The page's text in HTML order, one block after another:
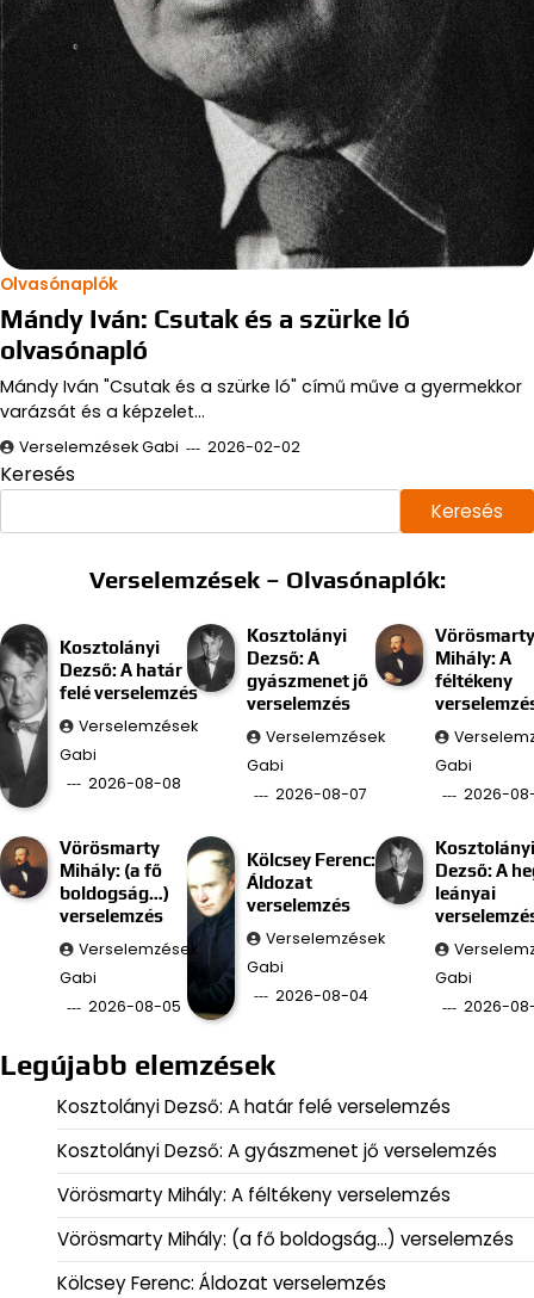
Olvasónaplók
Mándy Iván: Csutak és a szürke ló
olvasónapló
Mándy Iván "Csutak és a szürke ló" című műve a gyermekkor
varázsát és a képzelet…
Verselemzések Gabi 2026-02-02
Keresés
Keresés
Verselemzések – Olvasónaplók:
Kosztolányi
Dezső: A határ
felé verselemzés
Verselemzések
Gabi
2026-08-08
Kosztolányi
Dezső: A
gyászmenet jő
verselemzés
Verselemzések
Gabi
2026-08-07
Vörösmarty
Mihály: A
féltékeny
Gabi
2026-
Vörösmarty
Mihály: (a fő
boldogság…)
verselemzés
Verselemzések
Gabi
2026-08-05
Kölcsey Ferenc:
Áldozat
verselemzés
Verselemzések
Gabi
2026-08-04
Kosztolányi
Dezső: A
leányai
Gabi
2026-
Legújabb elemzések
Kosztolányi Dezső: A határ felé verselemzés
Kosztolányi Dezső: A gyászmenet jő verselemzés
Vörösmarty Mihály: A féltékeny verselemzés
Vörösmarty Mihály: (a fő boldogság…) verselemzés
Kölcsey Ferenc: Áldozat verselemzés